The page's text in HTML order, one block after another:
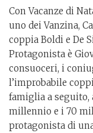
Con Vacanze di
uno dei Vanzina,
coppia Boldi e De
Protagonista è
consuoceri, i
l’improbabile
famiglia a seguito,
millennio e i 70
protagonista di